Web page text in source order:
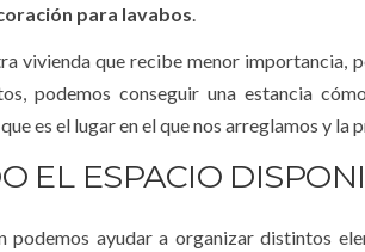
para lavabos
vivienda que recibe menor importancia,
podemos conseguir una estancia
que es el lugar en el que nos arreglamos y
EL ESPACIO
podemos ayudar a organizar distintos